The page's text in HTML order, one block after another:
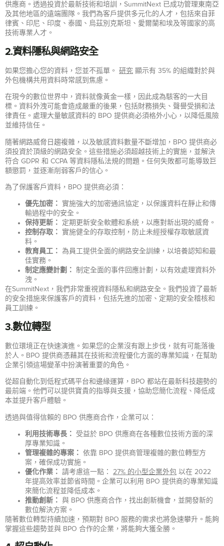
供應商。透過投資於最新技術和培訓，SummitNext 已成功管理東南亞
及其他地區的遠端團隊。我們為客戶提供多元化的人才，包括來自菲
律賓、印尼、印度、泰國、烏茲別克斯坦、愛爾蘭和埃及等國家的高
技術專業人才。
2.資料隱私與網路安全
如果您擔心您的資料，您並不孤單。 研究 顯示有 35% 的組織對於與
外包機構共用資料時常感到焦慮。
在現今的數位世界中，資料就像黃金一樣，因此成為駭客的一大目
標。資料外洩可能會造成嚴重的後果，包括財務損失、聲譽受損和法
律責任。處理大量敏感資料的 BPO 提供商必須格外小心，以降低風險
並維持信任。
隨著網路威脅日趨複雜，以及敏感資料數量不斷增加，BPO 提供商必
須投資於頂級的網路安全。這些措施必須超越技術上的實施，並解決
符合 GDPR 和 CCPA 等資料隱私法規的問題。任何失敗都可能導致巨
額懲罰，並逐漸削弱客戶的信心。
為了保護客戶資料，BPO 提供商必須：
優先加密：
實施強大的加密通訊協定，以保護資料在靜止和傳
輸過程中的安全。
保持更新：
定期更新安全軟體和系統，以應對新出現的威脅。
控制存取：
實施健全的存取控制，防止未經授權存取敏感資
料。
教育員工：
為員工提供全面的網路安全訓練，以培養認知和最
佳實務。
制定應變計劃：
制定全面的事件回應計劃，以有效處理資料外
洩。
在SummitNext，我們非常重視資料隱私和網路安全。我們投資了最新
的安全措施來保護客戶的資料，包括先進的加密、定期的安全稽核和
員工訓練。
3.數位轉型
數位環境正在快速演進。如果您的企業沒有跟上步伐，就有可能落後
於人。BPO 提供商憑藉其在技術和流程優化方面的專業知識，在幫助
企業引領這場變革中扮演著重要的角色。
從超自動化到低程式碼平台和邊緣運算，BPO 都站在最新科技趨勢的
最前端。他們可以提供寶貴的指導與支援，協助您簡化流程、降低成
本並提升客戶體驗。
透過與值得信賴的 BPO 供應商合作，企業可以：
利用技術專長： 受益於 BPO 供應商在各種數位技術方面的深
厚專業知識。
管理複雜的專案： 依靠 BPO 提供商管理複雜的數位轉型方
案，確保成功實施。
優化作業： 請考慮這一點： 27% 的小型企業外包 以在 2022
年提高效率並節省時間。企業可以利用 BPO 提供商的專業知識
來簡化流程並降低成本。
推動創新： 與 BPO 供應商合作，找出創新機會，並開發新的
數位解決方案。
隨著數位轉型持續加速，預期對 BPO 服務的需求也將急速攀升。能夠
掌握這些趨勢並與 BPO 合作的企業，將能夠大獲全勝。